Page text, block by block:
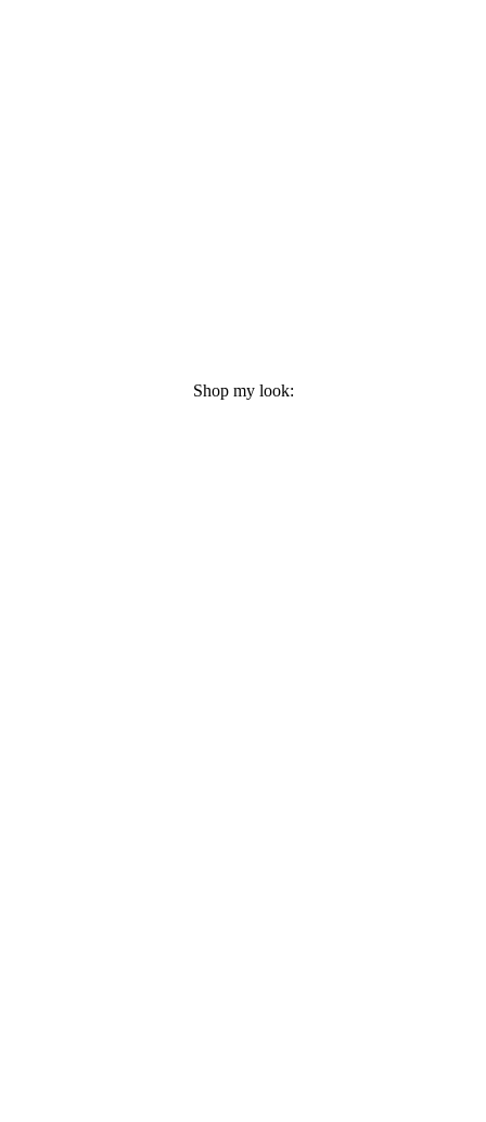
Shop my look: